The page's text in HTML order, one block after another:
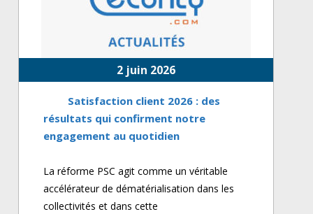
2 juin 2026
Satisfaction client 2026 : des
résultats qui confirment notre
engagement au quotidien
La réforme PSC agit comme un véritable
accélérateur de dématérialisation dans les
collectivités et dans cette